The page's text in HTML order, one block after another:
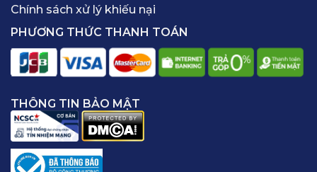
Chính sách xử lý khiếu nại
PHƯƠNG THỨC THANH TOÁN
THÔNG TIN BẢO MẬT